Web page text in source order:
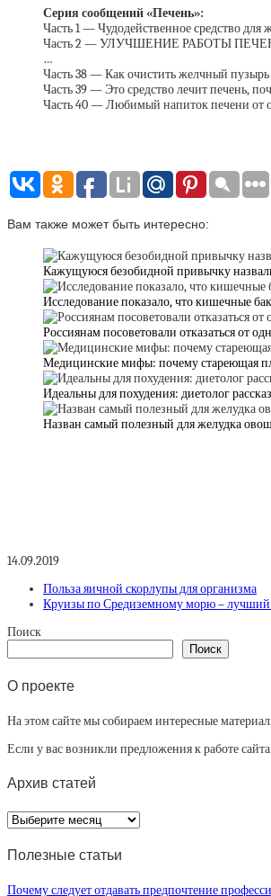
Серия сообщений «Печень»:
Часть 1 — Чудодейственное средство для
Часть 2 — УЛУЧШЕНИЕ РАБОТЫ
…
Часть 38 — Как очистить желчный пузырь
Часть 39 — Это средство лечит печень,
Часть 40 — Любимый напиток печени от
Вам также может быть интересно:
Кажущуюся безобидной привычку
Исследование показало, что кишечные
Россиянам посоветовали отказаться от
Медицинские мифы: почему стареющая
Идеальны для похудения: диетолог
Назван самый полезный для желудка
14.09.2019
Польза яичной скорлупы для организма
Круизы по Средиземному морю – лучший
Поиск
Поиск
О проекте
На этом сайте мы собираем интересные
Если у вас возникли предложения к работе
Архив статей
Архив
статей
Полезные статьи
Почему следует отдавать предпочтение